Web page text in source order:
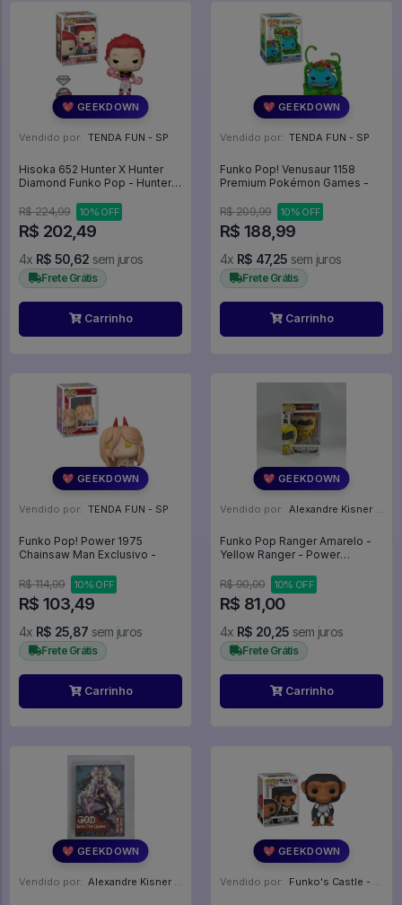
💖 GEEKDOWN
Vendido por: TENDA FUN - SP
Hisoka 652 Hunter X Hunter
Diamond Funko Pop - Hunter X
R$ 224,99 10% OFF
R$ 202,49
4x R$ 50,62 sem juros
Frete Grátis
Carrinho
💖 GEEKDOWN
Vendido por: TENDA FUN - SP
Funko Pop! Venusaur 1158
Premium Pokémon Games -
R$ 209,99 10% OFF
R$ 188,99
4x R$ 47,25 sem juros
Frete Grátis
Carrinho
💖 GEEKDOWN
Vendido por: TENDA FUN - SP
Funko Pop! Power 1975
Chainsaw Man Exclusivo -
R$ 114,99 10% OFF
R$ 103,49
4x R$ 25,87 sem juros
Frete Grátis
Carrinho
💖 GEEKDOWN
Vendido por: Alexandre Kisner - PR
Funko Pop Ranger Amarelo -
Yellow Ranger - Power
R$ 90,00
10% OFF
R$ 81,00
4x R$ 20,25 sem juros
Frete Grátis
Carrinho
💖 GEEKDOWN
Vendido por: Alexandre Kisner - PR
💖 GEEKDOWN
Vendido por: Funko's Castle - SP